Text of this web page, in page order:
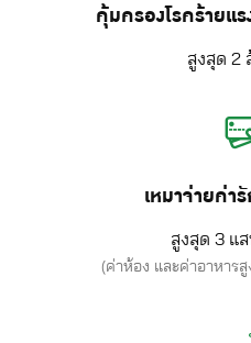
คุ้มครองโรคร้ายแร
สูงสุด 2
เหมาจ่ายค่า
สูงสุด 3 แ
(ค่าห้อง และค่าอาหาร